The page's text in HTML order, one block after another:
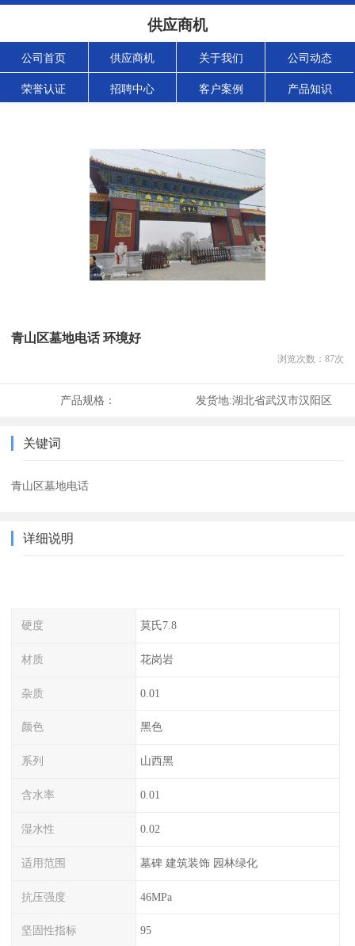
供应商机
公司首页 供应商机 关于我们 公司动态
荣誉认证 招聘中心 客户案例 产品知识
青山区墓地电话 环境好
浏览次数： 87次
产品规格： 发货地:湖北省武汉市汉阳区
关键词
青山区墓地电话
详细说明
硬度 莫氏7.8
材质 花岗岩
杂质 0.01
颜色 黑色
系列 山西黑
含水率 0.01
湿水性 0.02
适用范围 墓碑 建筑装饰 园林绿化
抗压强度 46MPa
坚固性指标 95